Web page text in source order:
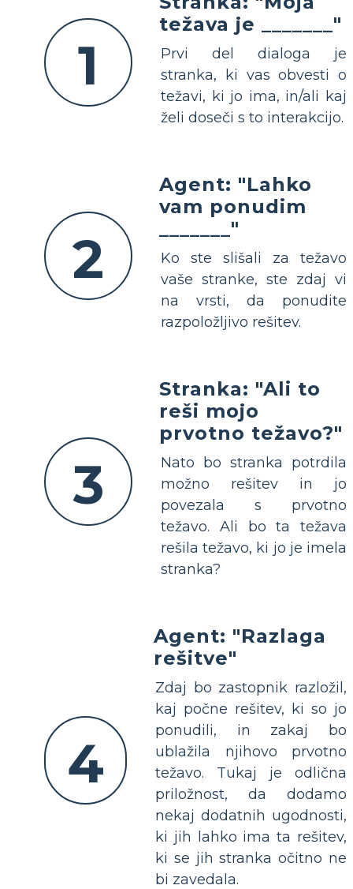
1
težava je _______"
Prvi del dialoga je
stranka, ki vas obvesti o
težavi, ki jo ima, in/ali kaj
želi doseči s to interakcijo.
2
Agent: "Lahko
vam ponudim
_______"
Ko ste slišali za težavo
vaše stranke, ste zdaj vi
na vrsti, da ponudite
razpoložljivo rešitev.
3
Stranka: "Ali to
reši mojo
prvotno težavo?"
Nato bo stranka potrdila
možno rešitev in jo
povezala s prvotno
težavo. Ali bo ta težava
rešila težavo, ki jo je imela
stranka?
4
Agent: "Razlaga
rešitve"
Zdaj bo zastopnik razložil,
kaj počne rešitev, ki so jo
ponudili, in zakaj bo
ublažila njihovo prvotno
težavo. Tukaj je odlična
priložnost, da dodamo
nekaj dodatnih ugodnosti,
ki jih lahko ima ta rešitev,
ki se jih stranka očitno ne
bi zavedala.